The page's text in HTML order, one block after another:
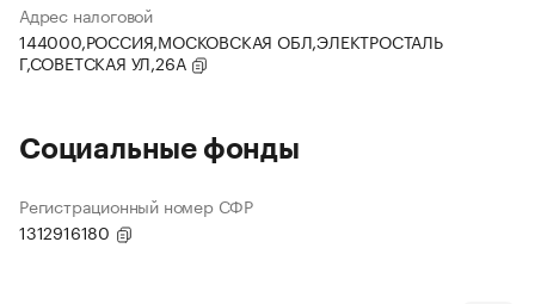
Адрес налоговой
144000,РОССИЯ,МОСКОВСКАЯ ОБЛ,ЭЛЕКТРОСТАЛЬ
Г,СОВЕТСКАЯ УЛ,26А
Социальные фонды
Регистрационный номер СФР
1312916180